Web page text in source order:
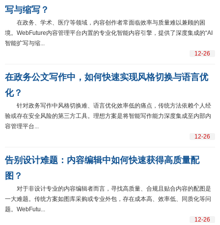
写与缩写？
在政务、学术、医疗等领域，内容创作者常面临效率与质量难以兼顾的困
境。WebFuture内容管理平台内置的专业化智能内容引擎，提供了深度集成的“AI
智能扩写与缩...
12-26
在政务公文写作中，如何快速实现风格切换与语言优
化？
针对政务写作中风格切换难、语言优化效率低的痛点，传统方法依赖个人经
验或存在安全风险的第三方工具。理想方案是将智能写作能力深度集成至内部内
容管理平台...
12-26
告别设计难题：内容编辑中如何快速获得高质量配
图？
对于非设计专业的内容编辑者而言，寻找高质量、合规且贴合内容的配图是
一大难题。传统方案如图库采购或专业外包，存在成本高、效率低、同质化等问
题。WebFutu...
12-26